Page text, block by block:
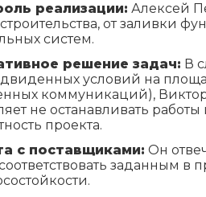
реализации: Алексей
от заливки
систем.
решение задач: В
условий на
коммуникаций),
не останавливать
проекта.
с поставщиками: Он
заданным в